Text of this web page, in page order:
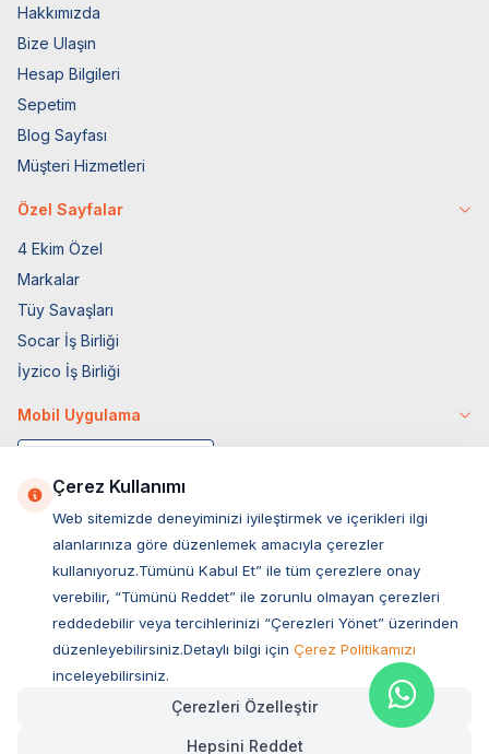
Hakkımızda
Bize Ulaşın
Hesap Bilgileri
Sepetim
Blog Sayfası
Müşteri Hizmetleri
Özel Sayfalar
4 Ekim Özel
Markalar
Tüy Savaşları
Socar İş Birliği
İyzico İş Birliği
Mobil Uygulama
Müşteri Hizmetleri
Sıkça Sorulan Sorular
Çerez Kullanımı
Web sitemizde deneyiminizi iyileştirmek ve içerikleri ilgi
alanlarınıza göre düzenlemek amacıyla çerezler
kullanıyoruz.Tümünü Kabul Et” ile tüm çerezlere onay
verebilir, “Tümünü Reddet” ile zorunlu olmayan çerezleri
reddedebilir veya tercihlerinizi “Çerezleri Yönet” üzerinden
düzenleyebilirsiniz.Detaylı bilgi için Çerez Politikamızı
inceleyebilirsiniz.
Çerezleri Özelleştir
Hepsini Reddet